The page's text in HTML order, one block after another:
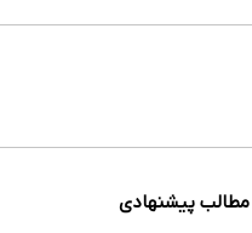
مطالب پیشنهادی